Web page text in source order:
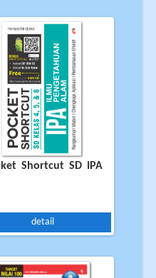
Shortcut SD IPA
detail